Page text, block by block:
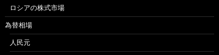
ロシアの株式市場
為替相場
人民元